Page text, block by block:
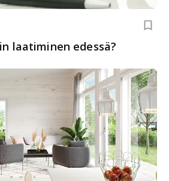
laatiminen edessä?